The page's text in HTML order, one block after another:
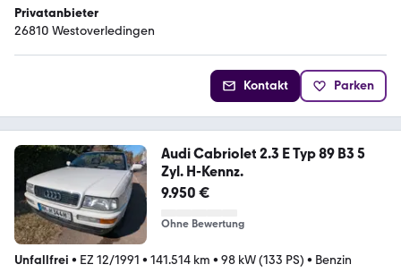
Privatanbieter
26810 Westoverledingen
Kontakt Parken
Audi Cabriolet 2.3 E Typ 89 B3 5
Zyl. H-Kennz.
9.950 €
Ohne Bewertung
Unfallfrei • EZ 12/1991 • 141.514 km • 98 kW (133 PS) • Benzin